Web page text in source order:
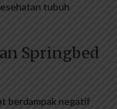
tubuh
Springbed
berdampak negatif